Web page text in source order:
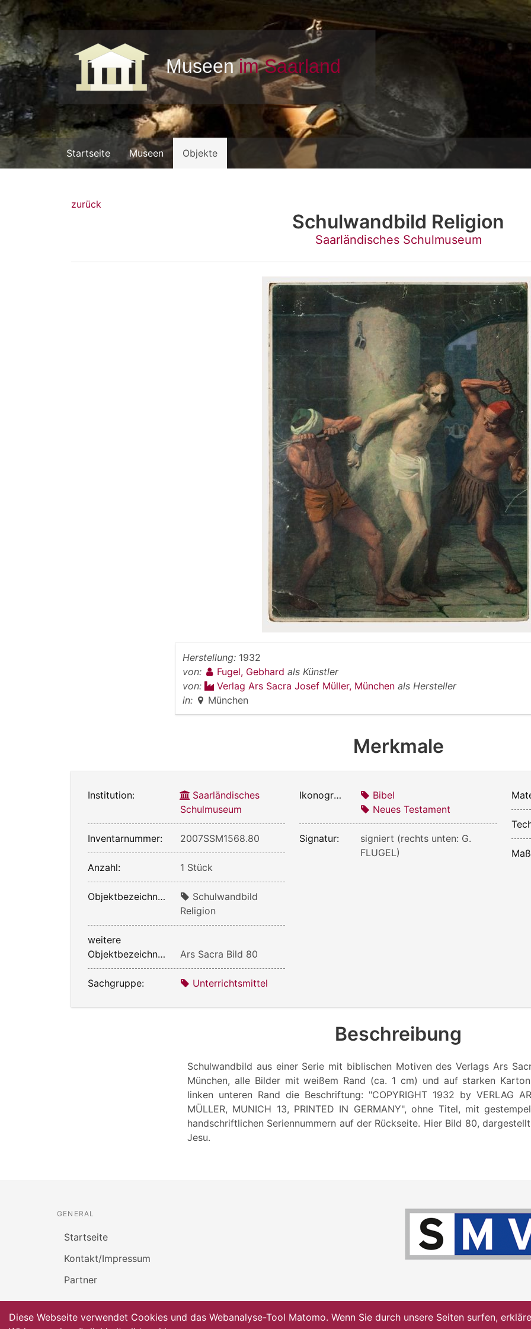
Startseite Museen Objekte
zurück
Schulwandbild Religion
Saarländisches Schulmuseum
Herstellung: 1932
von:
Fugel, Gebhard als Künstler
von:
Verlag Ars Sacra Josef Müller, München als Hersteller
in:
München
Merkmale
Institution:
Saarländisches
Schulmuseum
Inventarnummer: 2007SSM1568.80
Anzahl: 1 Stück
Objektbezeichnung:
Schulwandbild
Religion
weitere
Objektbezeichnung:
Ars Sacra Bild 80
Sachgruppe: Unterrichtsmittel
Ikonografie:
Bibel
Neues Testament
Signatur:
signiert (rechts unten: G.
FLUGEL)
Beschreibung
Schulwandbild aus einer Serie mit biblischen Motiven des Verlags Ars
München, alle Bilder mit weißem Rand (ca. 1 cm) und auf starken
linken unteren Rand die Beschriftung: "COPYRIGHT 1932 by VERLAG
MÜLLER, MUNICH 13, PRINTED IN GERMANY", ohne Titel, mit
handschriftlichen Seriennummern auf der Rückseite. Hier Bild 80,
Jesu.
GENERAL
Startseite
Kontakt/Impressum
Partner
Diese Webseite verwendet Cookies und das Webanalyse-Tool Matomo. Wenn Sie durch unsere Seiten surfen,